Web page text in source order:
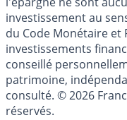
Les articles et
l'épargne ne sont
investissement au
du Code Monétaire et
investissements
conseillé
patrimoine,